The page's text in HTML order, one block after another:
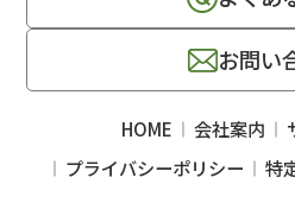
お問い
HOME 会社案内
プライバシーポリシー
特